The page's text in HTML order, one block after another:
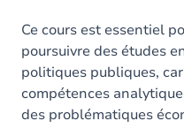
Ce cours est essentiel
poursuivre des études
politiques publiques,
compétences
des problématiques